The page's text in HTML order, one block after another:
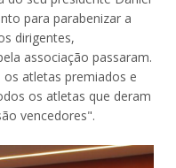
para parabenizar a
dirigentes,
associação passaram.
atletas premiados e
os atletas que deram
vencedores".